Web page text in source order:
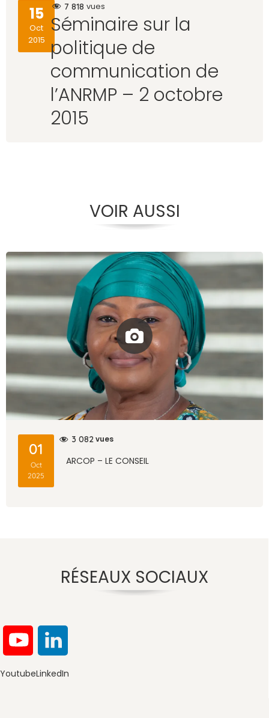
15
Oct
2015
7 818 vues
Séminaire sur la
politique de
communication de
l’ANRMP – 2 octobre
2015
VOIR AUSSI
3 082 vues
ARCOP – LE CONSEIL
01
Oct
2025
RÉSEAUX SOCIAUX
YoutubeLinkedIn